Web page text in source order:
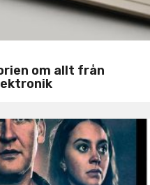
om allt från